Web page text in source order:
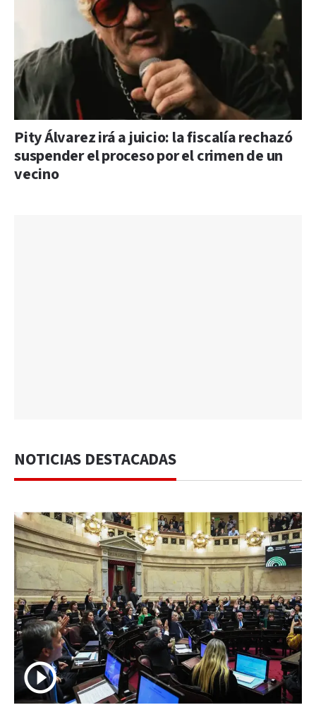
Pity Álvarez irá a juicio: la fiscalía rechazó
suspender el proceso por el crimen de un
vecino
NOTICIAS DESTACADAS